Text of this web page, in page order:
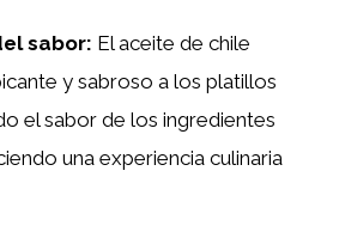
sabor: El aceite de chile
y sabroso a los platillos
el sabor de los ingredientes
una experiencia culinaria